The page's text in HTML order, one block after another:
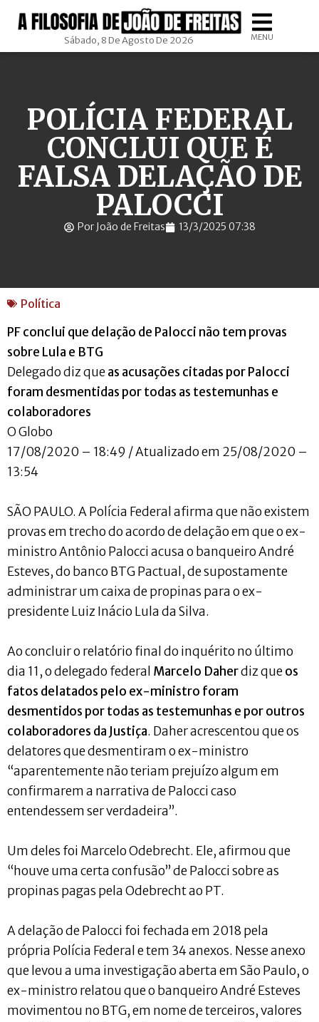
Sábado, 8 De Agosto De 2026 MENU
POLÍCIA FEDERAL
CONCLUI QUE É
FALSA DELAÇÃO DE
PALOCCI
Por João de Freitas 13/3/2025 07:38
Política
PF conclui que delação de Palocci não tem provas
sobre Lula e BTG
Delegado diz queas acusações citadas por Palocci
foram desmentidas por todas as testemunhas e
colaboradores
O Globo
17/08/2020 – 18:49 / Atualizado em 25/08/2020 –
13:54
SÃO PAULO. A Polícia Federal afirma que não existem
provas em trecho do acordo de delação em que o ex-
ministro Antônio Palocci acusa o banqueiro André
Esteves, do banco BTG Pactual, de supostamente
administrar um caixa de propinas para o ex-
presidente Luiz Inácio Lula da Silva.
Ao concluir o relatório final do inquérito no último
dia 11, o delegado federal Marcelo Daherdiz queos
fatos delatados pelo ex-ministro foram
desmentidos por todas as testemunhas e por outros
colaboradores da Justiça. Daher acrescentou que os
delatores que desmentiram o ex-ministro
“aparentemente não teriam prejuízo algum em
confirmarem a narrativa de Palocci caso
entendessem ser verdadeira”.
Um deles foi Marcelo Odebrecht. Ele, afirmou que
“houve uma certa confusão” de Palocci sobre as
propinas pagas pela Odebrecht ao PT.
A delação de Palocci foi fechada em 2018 pela
própria Polícia Federal e tem 34 anexos. Nesse anexo
que levou a uma investigação aberta em São Paulo, o
ex-ministro relatou que o banqueiro André Esteves
movimentou no BTG, em nome de terceiros, valores